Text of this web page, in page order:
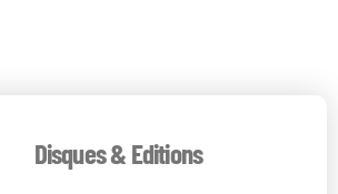
Disques & Editions